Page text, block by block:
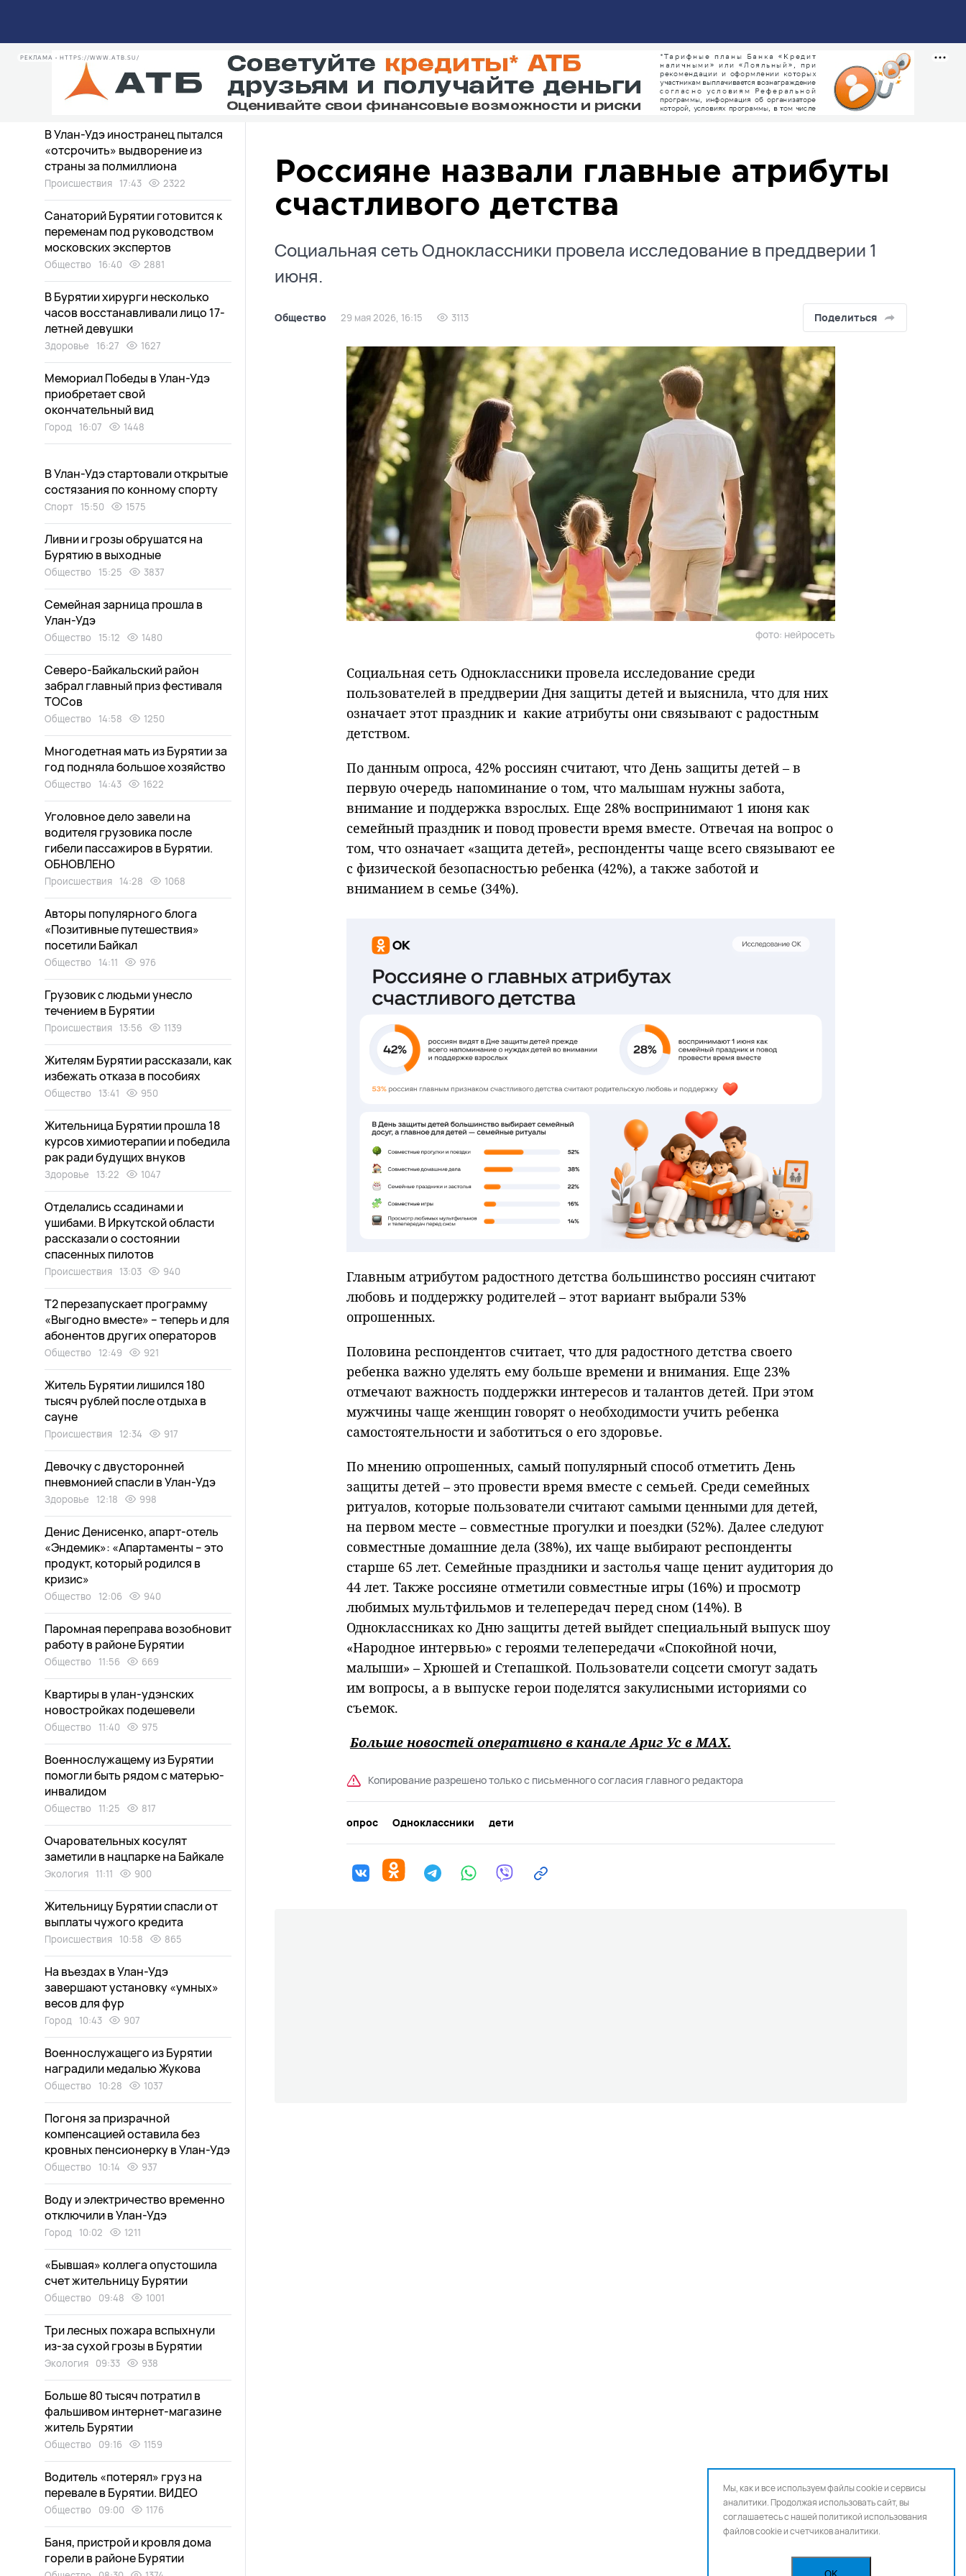
РЕКЛАМА • HTTPS://WWW.ATB.SU/
Россияне назвали главные атрибуты
счастливого детства
Социальная сеть Одноклассники провела исследование в преддверии 1
июня.
Общество 29 мая 2026, 16:15 3113 Поделиться
фото: нейросеть
Социальная сеть Одноклассники провела исследование среди
пользователей в преддверии Дня защиты детей и выяснила, что для них
означает этот праздник и какие атрибуты они связывают с радостным
детством.
По данным опроса, 42% россиян считают, что День защиты детей – в
первую очередь напоминание о том, что малышам нужны забота,
внимание и поддержка взрослых. Еще 28% воспринимают 1 июня как
семейный праздник и повод провести время вместе. Отвечая на вопрос о
том, что означает «защита детей», респонденты чаще всего связывают ее
с физической безопасностью ребенка (42%), а также заботой и
вниманием в семье (34%).
Главным атрибутом радостного детства большинство россиян считают
любовь и поддержку родителей – этот вариант выбрали 53%
опрошенных.
Половина респондентов считает, что для радостного детства своего
ребенка важно уделять ему больше времени и внимания. Еще 23%
отмечают важность поддержки интересов и талантов детей. При этом
мужчины чаще женщин говорят о необходимости учить ребенка
самостоятельности и заботиться о его здоровье.
По мнению опрошенных, самый популярный способ отметить День
защиты детей – это провести время вместе с семьей. Среди семейных
ритуалов, которые пользователи считают самыми ценными для детей,
на первом месте – совместные прогулки и поездки (52%). Далее следуют
совместные домашние дела (38%), их чаще выбирают респонденты
старше 65 лет. Семейные праздники и застолья чаще ценит аудитория до
44 лет. Также россияне отметили совместные игры (16%) и просмотр
любимых мультфильмов и телепередач перед сном (14%). В
Одноклассниках ко Дню защиты детей выйдет специальный выпуск шоу
«Народное интервью» с героями телепередачи «Спокойной ночи,
малыши» – Хрюшей и Степашкой. Пользователи соцсети смогут задать
им вопросы, а в выпуске герои поделятся закулисными историями со
съемок.
Больше новостей оперативно в канале Ариг Ус вMAХ.
Копирование разрешено только с письменного согласия главного редактора
опрос Одноклассники дети
Улан-удэнцы рассказали,
удается ли им копить деньги
Экономика 20:16
В Улан-Удэ иностранец пытался
«отсрочить» выдворение из
страны за полмиллиона
Происшествия 17:43 2322
Санаторий Бурятии готовится к
переменам под руководством
московских экспертов
Общество 16:40 2881
В Бурятии хирурги несколько
часов восстанавливали лицо 17-
летней девушки
Здоровье 16:27 1627
Мемориал Победы в Улан-Удэ
приобретает свой
окончательный вид
Город 16:07 1448
В Улан-Удэ стартовали открытые
состязания по конному спорту
Спорт 15:50 1575
Ливни и грозы обрушатся на
Бурятию в выходные
Общество 15:25 3837
Семейная зарница прошла в
Улан-Удэ
Общество 15:12 1480
Северо-Байкальский район
забрал главный приз фестиваля
ТОСов
Общество 14:58 1250
Многодетная мать из Бурятии за
год подняла большое хозяйство
Общество 14:43 1622
Уголовное дело завели на
водителя грузовика после
гибели пассажиров в Бурятии.
ОБНОВЛЕНО
Происшествия 14:28 1068
Авторы популярного блога
«Позитивные путешествия»
посетили Байкал
Общество 14:11 976
Грузовик с людьми унесло
течением в Бурятии
Происшествия 13:56 1139
Жителям Бурятии рассказали, как
избежать отказа в пособиях
Общество 13:41 950
Жительница Бурятии прошла 18
курсов химиотерапии и победила
рак ради будущих внуков
Здоровье 13:22 1047
Отделались ссадинами и
ушибами. В Иркутской области
рассказали о состоянии
спасенных пилотов
Происшествия 13:03 940
Т2 перезапускает программу
«Выгодно вместе» – теперь и для
абонентов других операторов
Общество 12:49 921
Житель Бурятии лишился 180
тысяч рублей после отдыха в
сауне
Происшествия 12:34 917
Девочку с двусторонней
пневмонией спасли в Улан-Удэ
Здоровье 12:18 998
Денис Денисенко, апарт-отель
«Эндемик»: «Апартаменты – это
продукт, который родился в
кризис»
Общество 12:06 940
Паромная переправа возобновит
работу в районе Бурятии
Общество 11:56 669
Квартиры в улан-удэнских
новостройках подешевели
Общество 11:40 975
Военнослужащему из Бурятии
помогли быть рядом с матерью-
инвалидом
Общество 11:25 817
Очаровательных косулят
заметили в нацпарке на Байкале
Экология 11:11 900
Жительницу Бурятии спасли от
выплаты чужого кредита
Происшествия 10:58 865
На въездах в Улан-Удэ
завершают установку «умных»
весов для фур
Город 10:43 907
Военнослужащего из Бурятии
наградили медалью Жукова
Общество 10:28 1037
Погоня за призрачной
компенсацией оставила без
кровных пенсионерку в Улан-Удэ
Общество 10:14 937
Воду и электричество временно
отключили в Улан-Удэ
Город 10:02 1211
«Бывшая» коллега опустошила
счет жительницу Бурятии
Общество 09:48 1001
Три лесных пожара вспыхнули
из-за сухой грозы в Бурятии
Экология 09:33 938
Больше 80 тысяч потратил в
фальшивом интернет-магазине
житель Бурятии
Общество 09:16 1159
Водитель «потерял» груз на
перевале в Бурятии. ВИДЕО
Общество 09:00 1176
Баня, пристрой и кровля дома
горели в районе Бурятии
Мы, как и все используем файлы cookie и сервисы
аналитики. Продолжая использовать сайт, вы
соглашаетесь с нашейполитикой использования
файлов cookie и счетчиков аналитики.
OK